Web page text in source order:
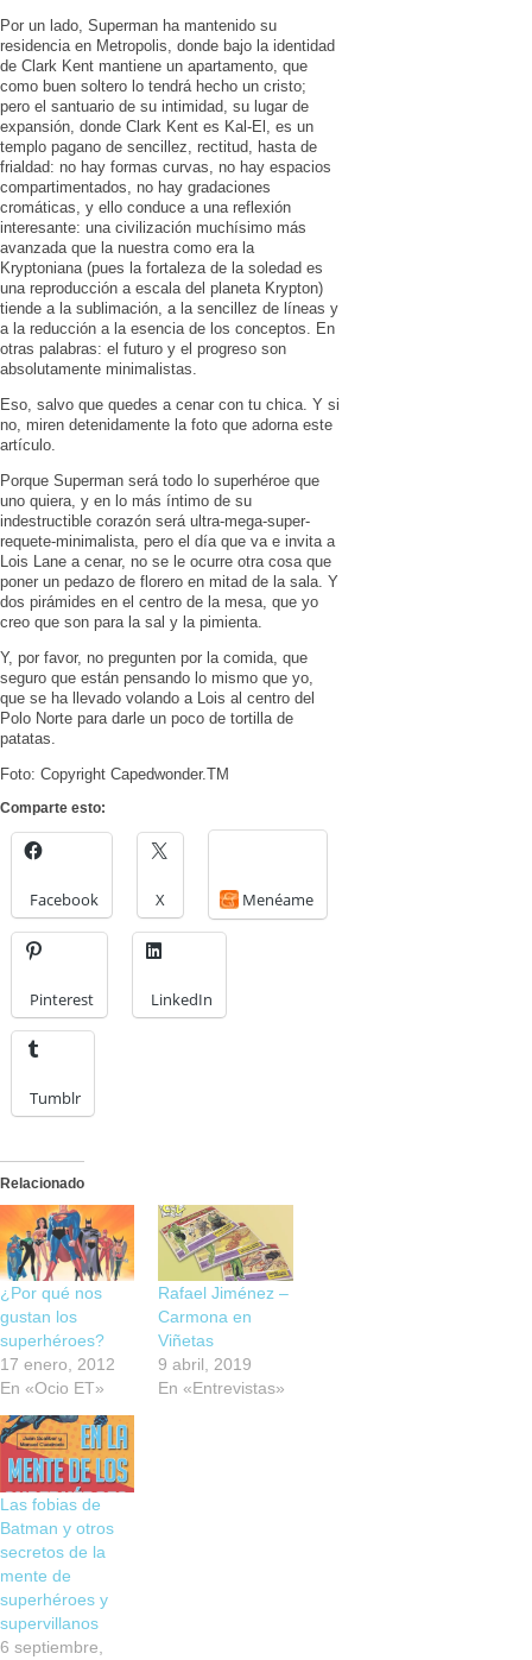
Por un lado, Superman ha mantenido su
residencia en Metropolis, donde bajo la identidad
de Clark Kent mantiene un apartamento, que
como buen soltero lo tendrá hecho un cristo;
pero el santuario de su intimidad, su lugar de
expansión, donde Clark Kent es Kal-El, es un
templo pagano de sencillez, rectitud, hasta de
frialdad: no hay formas curvas, no hay espacios
compartimentados, no hay gradaciones
cromáticas, y ello conduce a una reflexión
interesante: una civilización muchísimo más
avanzada que la nuestra como era la
Kryptoniana (pues la fortaleza de la soledad es
una reproducción a escala del planeta Krypton)
tiende a la sublimación, a la sencillez de líneas y
a la reducción a la esencia de los conceptos. En
otras palabras: el futuro y el progreso son
absolutamente minimalistas.
Eso, salvo que quedes a cenar con tu chica. Y si
no, miren detenidamente la foto que adorna este
artículo.
Porque Superman será todo lo superhéroe que
uno quiera, y en lo más íntimo de su
indestructible corazón será ultra-mega-super-
requete-minimalista, pero el día que va e invita a
Lois Lane a cenar, no se le ocurre otra cosa que
poner un pedazo de florero en mitad de la sala. Y
dos pirámides en el centro de la mesa, que yo
creo que son para la sal y la pimienta.
Y, por favor, no pregunten por la comida, que
seguro que están pensando lo mismo que yo,
que se ha llevado volando a Lois al centro del
Polo Norte para darle un poco de tortilla de
patatas.
Foto: Copyright Capedwonder.TM
Comparte esto:
Facebook X Menéame
Pinterest LinkedIn
Tumblr
Relacionado
¿Por qué nos
gustan los
superhéroes?
17 enero, 2012
En «Ocio ET»
Rafael Jiménez –
Carmona en
Viñetas
9 abril, 2019
En «Entrevistas»
Las fobias de
Batman y otros
secretos de la
mente de
superhéroes y
supervillanos
6 septiembre,